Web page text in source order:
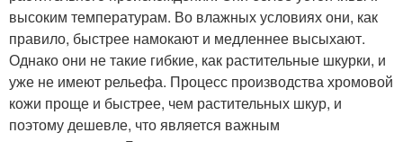
высоким температурам. Во влажных условиях они, как
правило, быстрее намокают и медленнее высыхают.
Однако они не такие гибкие, как растительные шкурки, и
уже не имеют рельефа. Процесс производства хромовой
кожи проще и быстрее, чем растительных шкур, и
поэтому дешевле, что является важным